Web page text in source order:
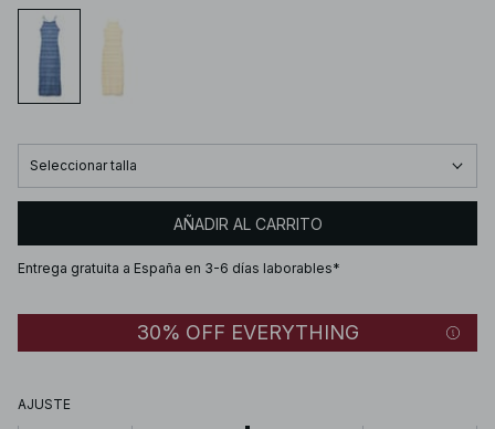
Seleccionar talla
AÑADIR AL CARRITO
Entrega gratuita a España en 3-6 días laborables*
30% OFF EVERYTHING
AJUSTE